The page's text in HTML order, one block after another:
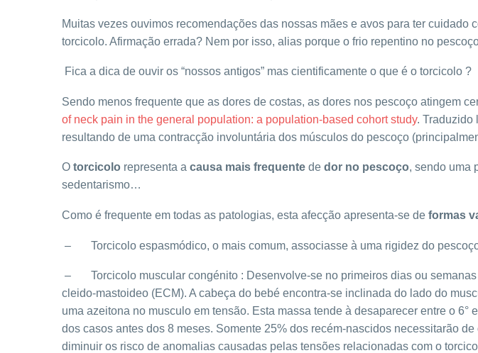
Muitas vezes ouvimos recomendações das nossas mães e avos para ter
torcicolo. Afirmação errada? Nem por isso, alias porque o frio repentino no
Fica a dica de ouvir os “nossos antigos” mas cientificamente o que é o torcicolo ?
Sendo menos frequente que as dores de costas, as dores nos pescoço atingem
of neck pain in the general population: a population-based cohort study. Traduzido
resultando de uma contracção involuntária dos músculos do pescoço
O torcicolo representa a causa mais frequente de dor no pescoço, sendo uma
sedentarismo…
Como é frequente em todas as patologias, esta afecção apresenta-se de formas
– Torcicolo espasmódico, o mais comum, associasse à uma rigidez do
– Torcicolo muscular congénito : Desenvolve-se no primeiros dias ou
cleido-mastoideo (ECM). A cabeça do bebé encontra-se inclinada do lado do
uma azeitona no musculo em tensão. Esta massa tende à desaparecer entre o
dos casos antes dos 8 meses. Somente 25% dos recém-nascidos necessitarão
diminuir os risco de anomalias causadas pelas tensões relacionadas com o